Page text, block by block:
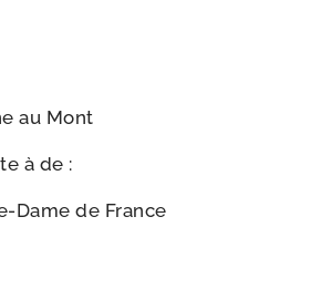
au Mont
à de :
​Dame de France